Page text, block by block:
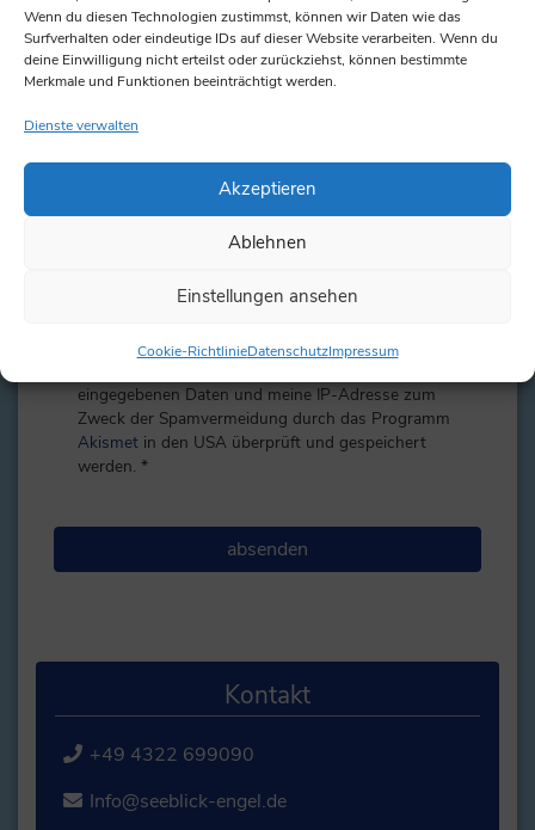
Wenn du diesen Technologien zustimmst, können wir Daten wie das
Surfverhalten oder eindeutige IDs auf dieser Website verarbeiten. Wenn du
deine Einwilligung nicht erteilst oder zurückziehst, können bestimmte
Merkmale und Funktionen beeinträchtigt werden.
Dienste verwalten
Akzeptieren
Ablehnen
Einstellungen ansehen
Cookie-RichtlinieDatenschutzImpressum
Name*
eingegebenen Daten und meine IP-Adresse zum
Zweck der Spamvermeidung durch das Programm
Akismet in den USA überprüft und gespeichert
werden. *
Kontakt
+49 4322 699090
Info@seeblick-engel.de